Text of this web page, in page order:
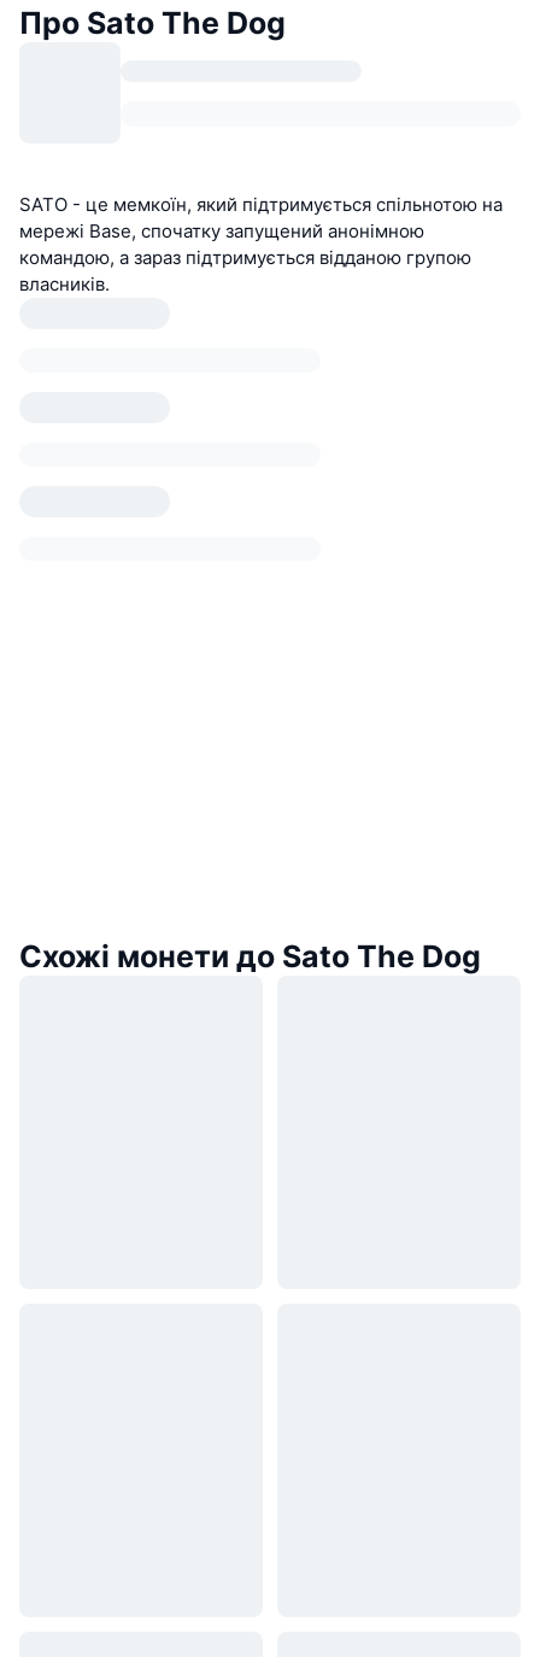
Про Sato The Dog
SATO - це мемкоїн, який підтримується спільнотою на
мережі Base, спочатку запущений анонімною
командою, а зараз підтримується відданою групою
власників.
Схожі монети до Sato The Dog